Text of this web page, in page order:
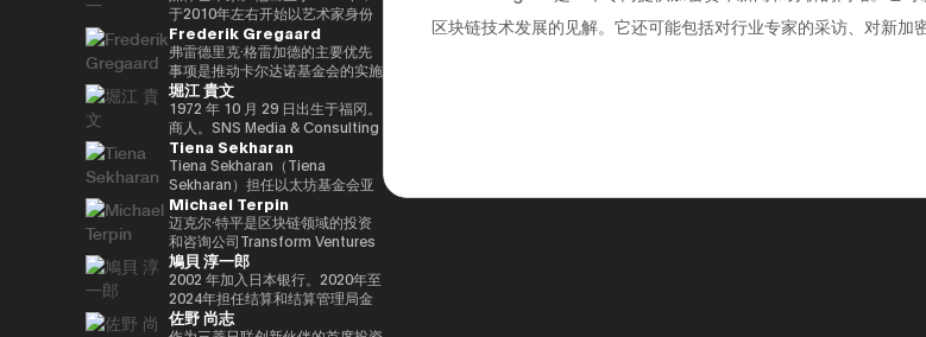
月-）平成30年（2018年）全国民
主党联合代表（5月至9月）全国
民主党代表（9月〜）新国民民主
党通过令和2（2020）支部党成立
并成为代表（9月）（9月），在
令和3（2021）第49届众议院选
举的第49届众议院选举中获得
94,530张选票，当选为众议员到
目前为止，第 5 学期
2025.05.01。8月财政部（现为财
务部）在职1997/7至1999/6借调
至外务省（中东第一司）
20007/2001/6 金融厅证券交易监
督委员会 2001/7 至 2002/6 国税
厅大阪国税局总务科科长 2002/7
至 2005/6（负责特别任务的部长
官专家）2005/7 至 2005/8 财政
（科学和技术/知识产权战略/酷日
本战略/太空政策）的部长。负责
数字改革的部长在Reiwa 2的须贺
内阁中就职。第一任数字事务部长
在Reiwa 3就职。现任自民党公共
关系部主任兼数字社会促进部经
理。
になる』、番組「成田悠輔と愛す
べき非生産性の世界」「夜明け前
のPLAYERS」「成田悠輔の聞か
れちゃいけない話」「walk」
「書く気がおきない」など。
际上获得了高度赞誉，例如多次入
选福布斯 “30岁以下30人（消费技
术部门）”。 2025/8 年，我登上
了 “蓝色起源 NS-34” 任务，并作
为世界上第 712 位宇航员前往太
空。 他的兴趣涵盖科技、投资、
艺术、慈善、游戏和太空探索。
促进金融普惠和智能合约。目前，
他以输入输出全球（IOG）首席执
行官的身份领导卡尔达诺的技术开
发。
游戏领域的全球领导者，其使命是
为全球游戏玩家和互联网用户提供
数字产权。通过这样做，我们的目
标是实现一个更公平的数字框架，
这将有助于建立新的资产类别、边
玩边赚的经济和开放的元宇宙。
Yat 于 1990 年在德国雅达利开始
了他的职业生涯。1995年，他移
居香港，创立了香港
Cybercity/Freenation，这是亚
洲第一个免费网页和免费电子邮件
服务提供商。1998 年，他创立了
Outblaze，该公司被公认为多语
言白标网络服务的先驱。
Outblaze的消息业务于2009年被
出售给了IBM，然后Outblaze转
变为孵化器，旨在促进在数字娱乐
于2010年左右开始以艺术家身份
工作。她的作品以物化、转型和对
边界地区群众的钦佩为主题。筑波
大学/东京大学副教授，2025年日
本国际博览会（大阪/关西世博
会）主题项目制作人。写真集《渴
望弥撒（2019年阿曼那）》和
NFT作品《波浪的再数字化
（2021年基金会）》等获得了
2016年PrixarElectronica荣誉
奖、欧盟的StartsPrize和2019年
SXSWCreative
ExperienceArrowardsCreative
ExperienceArrowards。《阿波
罗》杂志40岁以下40位艺术与科
技，亚洲数字艺术奖卓越奖，以及
日本媒体艺术节艺术部评审委员会
Frederik Gregaard
弗雷德里克·格雷加德的主要优先
事项是推动卡尔达诺基金会的实施
战略，领导每项使命的整合和执
行，并实现快速价值创造，以使用
卡尔达诺实现包容性和公平的增
长。在加入基金会之前，他在瑞士
和斯堪的纳维亚国家工作了17年
以上，在专业服务和金融行业工
作，专注于资本市场、数字资产管
理、私人银行和交易基础设施。
堀江 貴文
1972 年 10 月 29 日出生于福冈。
商人。SNS Media & Consulting
Co., Ltd. 的创始人目前，他们活
跃于火箭开发、应用生产以及作为
预防医学促进协会对人们进行预防
医学教育等各个领域。会员制在线
沙龙 “堀江隆文创新大学（HIU）”
正在开发各种项目，拥有近700名
会员。
http://salon.horiemon.com 这
本书《如果你花钱，就用它来保护
自己的身体》。“CHATGPT 与
Tiena Sekharan
Tiena Sekharan（Tiena
Sekharan）担任以太坊基金会亚
太地区（APAC）地区机构负责
人，并通过促进企业领域的采用来
领导以太坊生态系统的发展。他的
职业生涯始于传统金融行业，曾担
任雷曼兄弟、法国巴黎银行和摩根
大通等重要职位。在加入以太坊基
金会之前，我属于摩根大通的区块
Michael Terpin
迈克尔·特平是区块链领域的投资
和咨询公司Transform Ventures
的创始人兼首席执行官，同时也是
Supercycle Genesis Partners,
LP的首席执行官兼首席投资官
（CIO）。该基金是世界上第一个
鳩貝 淳一郎
2002 年加入日本银行。2020年至
2024年担任结算和结算管理局金
融科技小组负责人。2024-2025
佐野 尚志
区块链技术发展的见解。它还可能包括对行业专家的采访、对新加